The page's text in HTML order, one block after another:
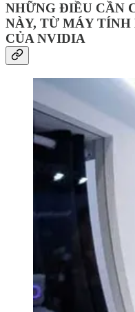
NHỮNG ĐIỀU CẦN
NÀY, TỪ MÁY
CỦA NVIDIA